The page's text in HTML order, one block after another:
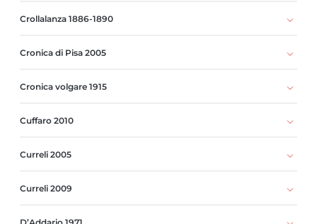
Crollalanza 1886-1890
Cronica di Pisa 2005
Cronica volgare 1915
Cuffaro 2010
Curreli 2005
Curreli 2009